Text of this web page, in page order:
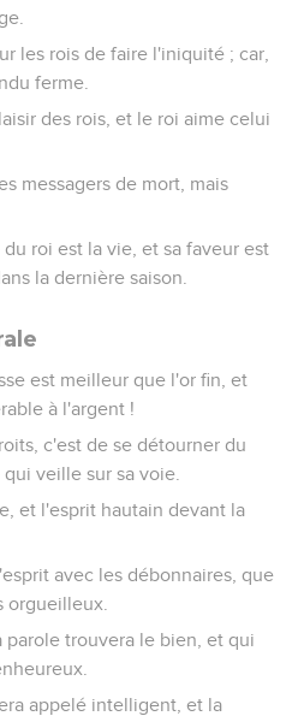
les rois de faire l'iniquité ; car,
ferme.
des rois, et le roi aime celui
messagers de mort, mais
roi est la vie, et sa faveur est
la dernière saison.
est meilleur que l'or fin, et
à l'argent !
c'est de se détourner du
veille sur sa voie.
et l'esprit hautain devant la
avec les débonnaires, que
orgueilleux.
parole trouvera le bien, et qui
appelé intelligent, et la